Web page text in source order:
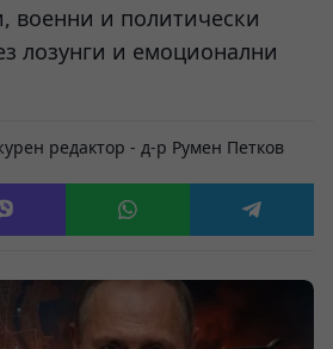
военни и политически
лозунги и емоционални
редактор - д-р Румен Петков